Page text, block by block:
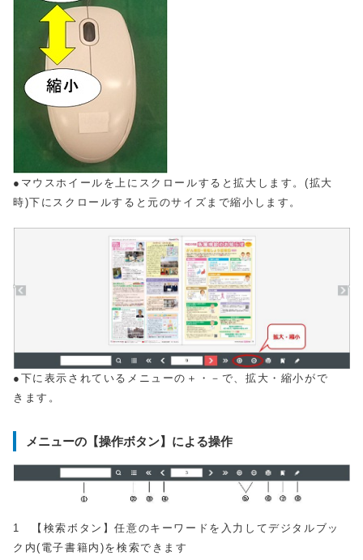
●マウスホイールを上にスクロールすると拡大します。(拡大
時)下にスクロールすると元のサイズまで縮小します。
●下に表示されているメニューの＋・－で、拡大・縮小がで
きます。
メニューの【操作ボタン】による操作
1 【検索ボタン】任意のキーワードを入力してデジタルブッ
ク内(電子書籍内)を検索できます